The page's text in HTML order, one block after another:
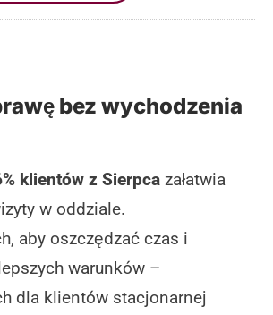
bez wychodzenia
klientów z Sierpca załatwia
w oddziale.
aby oszczędzać czas i
warunków –
dla klientów stacjonarnej